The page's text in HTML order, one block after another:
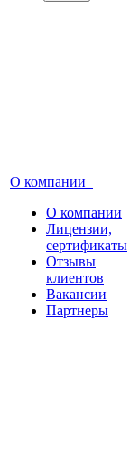
О компании
О компании
Лицензии,
сертификаты
Отзывы
клиентов
Вакансии
Партнеры